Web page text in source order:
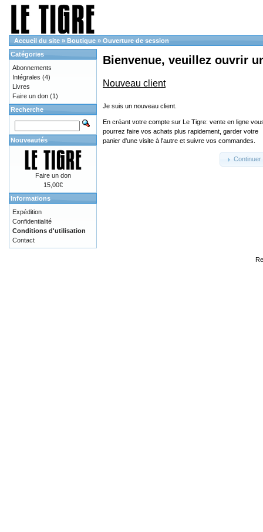
Accueil du site » Boutique » Ouverture de session
Bienvenue, veuillez ouvrir
Nouveau client
Je suis un nouveau client.
En créant votre compte sur Le Tigre: vente en ligne
pourrez faire vos achats plus rapidement, garder votre
panier d'une visite à l'autre et suivre vos commandes.
Continuer
Catégories
Abonnements
Intégrales (4)
Livres
Faire un don (1)
Recherche
Nouveautés
Faire un don
15,00€
Informations
Expédition
Confidentialité
Conditions d'utilisation
Contact